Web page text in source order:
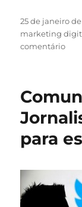
Publicado
em
25 de janeiro de
marketing
comentárioem
de
30%
setor
para